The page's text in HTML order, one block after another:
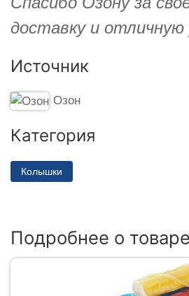
доставку и отличную
Источник
Озон
Категория
Колышки
Подробнее о товаре